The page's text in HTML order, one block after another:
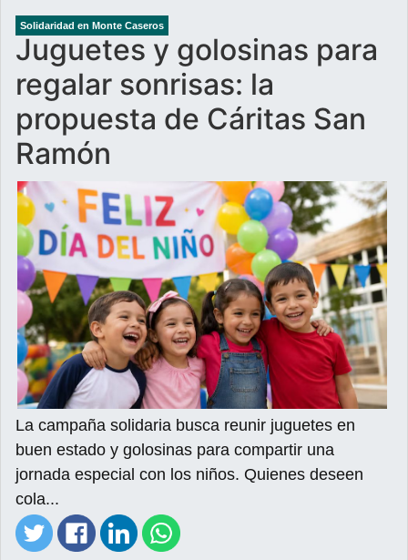
Solidaridad en Monte Caseros
Juguetes y golosinas para
regalar sonrisas: la
propuesta de Cáritas San
Ramón
La campaña solidaria busca reunir juguetes en
buen estado y golosinas para compartir una
jornada especial con los niños. Quienes deseen
cola...